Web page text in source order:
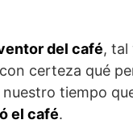
del café, tal
certeza qué
tiempo
el café.